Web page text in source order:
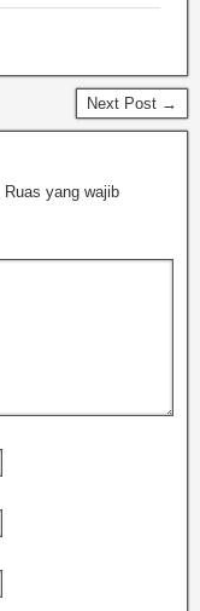
Next Post →
Ruas yang wajib